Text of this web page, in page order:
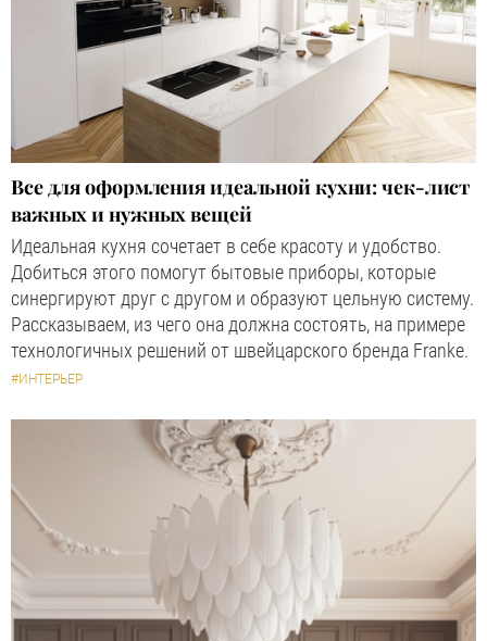
Все для оформления идеальной кухни: чек-лист
важных и нужных вещей
Идеальная кухня сочетает в себе красоту и удобство.
Добиться этого помогут бытовые приборы, которые
синергируют друг с другом и образуют цельную систему.
Рассказываем, из чего она должна состоять, на примере
технологичных решений от швейцарского бренда Franke.
#ИНТЕРЬЕР